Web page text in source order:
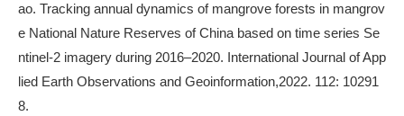
ao. Tracking annual dynamics of mangrove forests in mangrov
e National Nature Reserves of China based on time series Se
ntinel-2 imagery during 2016–2020. International Journal of App
lied Earth Observations and Geoinformation,2022. 112: 10291
8.